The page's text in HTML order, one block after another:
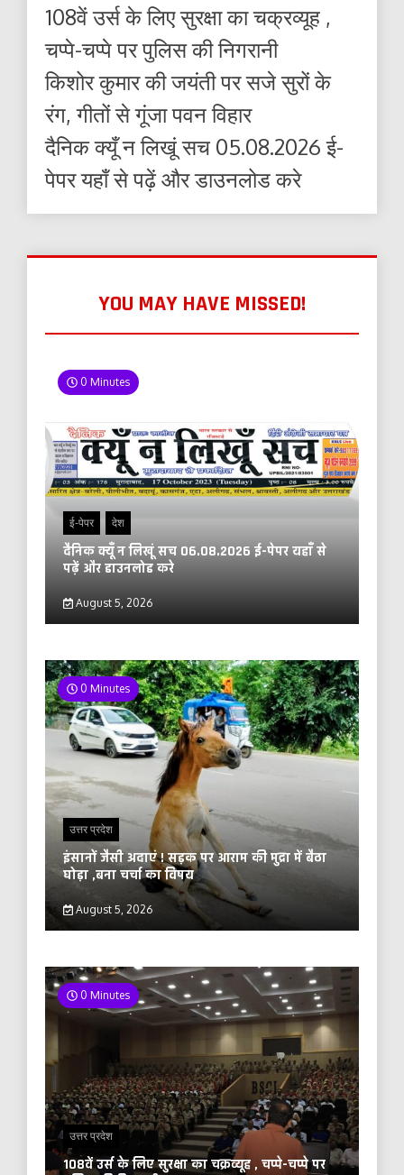
108वें उर्स के लिए सुरक्षा का चक्रव्यूह ,
चप्पे-चप्पे पर पुलिस की निगरानी
किशोर कुमार की जयंती पर सजे सुरों के
रंग, गीतों से गूंजा पवन विहार
दैनिक क्यूँ न लिखूं सच 05.08.2026 ई-
पेपर यहाँ से पढ़ें और डाउनलोड करे
YOU MAY HAVE MISSED!
0 Minutes
ई-पेपर देश
दैनिक क्यूँ न लिखूं सच 06.08.2026 ई-पेपर यहाँ से
पढ़ें और डाउनलोड करे
August 5, 2026
0 Minutes
उत्तर प्रदेश
इंसानों जैसी अदाएं ! सड़क पर आराम की मुद्रा में बैठा
घोड़ा ,बना चर्चा का विषय
August 5, 2026
0 Minutes
उत्तर प्रदेश
108वें उर्स के लिए सुरक्षा का चक्रव्यूह , चप्पे-चप्पे पर